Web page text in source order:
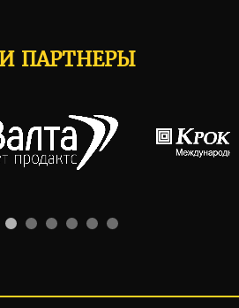
ПАРТНЕРЫ